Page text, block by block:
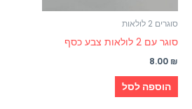
סוגרים 2 לולאות
סוגר עם 2 לולאות צבע כסף
8.00 ₪
הוספה לסל